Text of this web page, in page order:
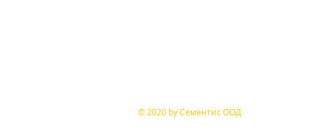
© 2020 by Сементис ООД